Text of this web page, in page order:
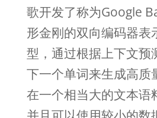
歌开发了称为Google
形金刚的双向编码器表
型，通过根据上下文预
下一个单词来生成高质
在一个相当大的文本语